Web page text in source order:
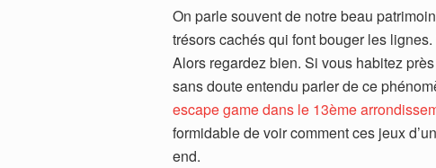
On parle souvent de notre beau
trésors cachés qui font bouger les
Alors regardez bien. Si vous habitez
sans doute entendu parler de ce
escape game dans le 13ème
formidable de voir comment ces jeux
end.